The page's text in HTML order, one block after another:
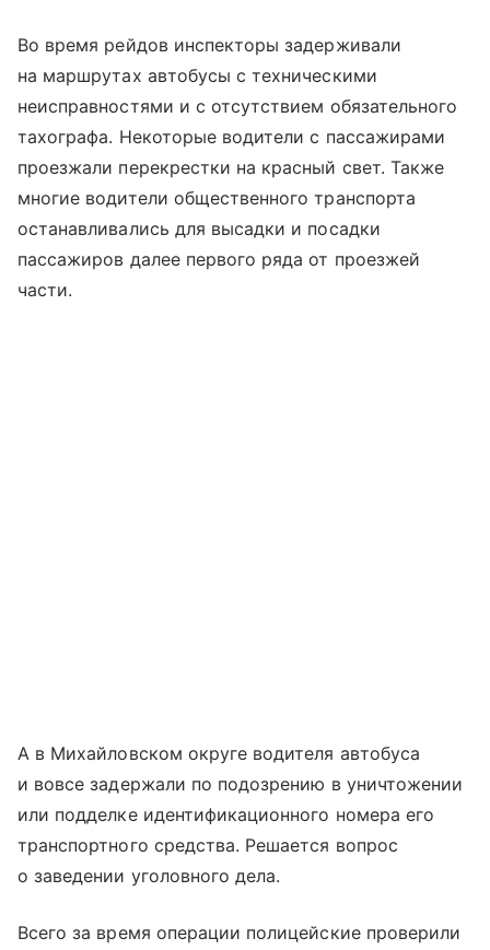
Во время рейдов инспекторы задерживали
на маршрутах автобусы с техническими
неисправностями и с отсутствием обязательного
тахографа. Некоторые водители с пассажирами
проезжали перекрестки на красный свет. Также
многие водители общественного транспорта
останавливались для высадки и посадки
пассажиров далее первого ряда от проезжей
части.
А в Михайловском округе водителя автобуса
и вовсе задержали по подозрению в уничтожении
или подделке идентификационного номера его
транспортного средства. Решается вопрос
о заведении уголовного дела.
Всего за время операции полицейские проверили